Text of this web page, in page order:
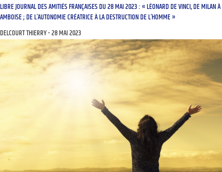
LIBRE JOURNAL DES AMITIÉS FRANÇAISES DU 28 MAI 2023 : « LÉONARD DE VINCI, DE MILAN À
AMBOISE ; DE L’AUTONOMIE CRÉATRICE À LA DESTRUCTION DE L’HOMME »
DELCOURT THIERRY 28 MAI 2023